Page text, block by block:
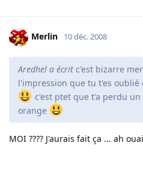
Merlin 10 déc. 2008
Aredhel a écrit c'est bizarre
l'impression que tu t'es
c'est ptet que t'a perdu
orange
MOI ???? J'aurais fait ça ... ah